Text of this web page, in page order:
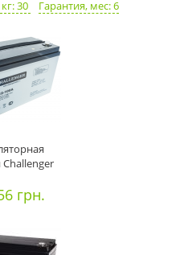
30 Гарантия, мес: 6
Challenger
грн.